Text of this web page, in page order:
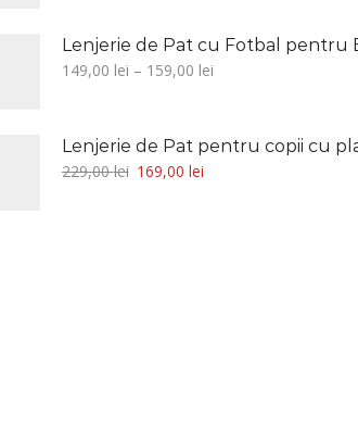
Lenjerie de Pat cu Fotbal pentru
149,00 lei – 159,00 lei
229,00lei 169,00 lei